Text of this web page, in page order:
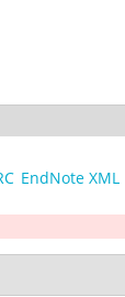
EndNote XML